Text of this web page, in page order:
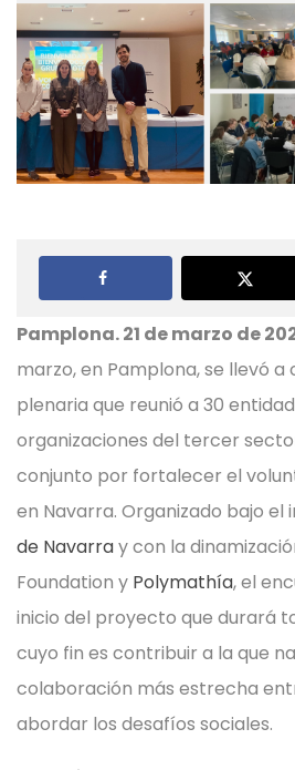
Pamplona. 21 de marzo de
marzo, en Pamplona, se llevó a
plenaria que reunió a 30
organizaciones del tercer
conjunto por fortalecer el
en Navarra. Organizado bajo el
de Navarray con la
Foundation y Polymathía, el
inicio del proyecto que durará
cuyo fin es contribuir a la que
colaboración más estrecha
abordar los desafíos sociales.